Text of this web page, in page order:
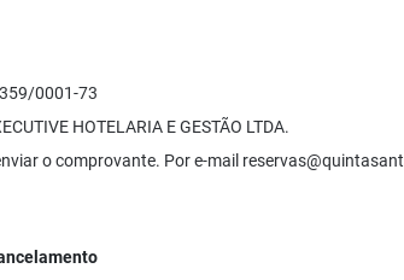
0001-73
HOTELARIA E GESTÃO LTDA.
o comprovante. Por e-mail